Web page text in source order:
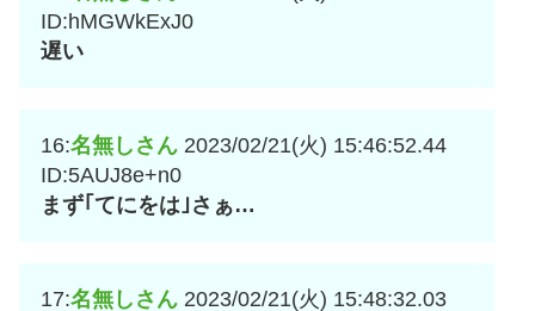
ID:hMGWkExJ0
遅い
16:名無しさん 2023/02/21(火) 15:46:52.44
ID:5AUJ8e+n0
まず｢てにをは｣さぁ…
17:名無しさん 2023/02/21(火) 15:48:32.03